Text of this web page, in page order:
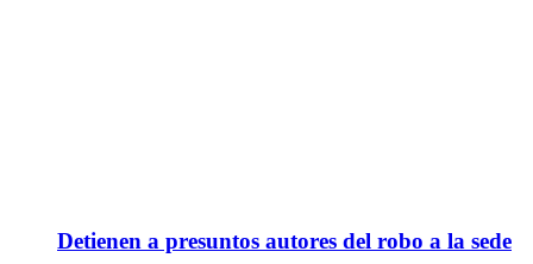
Detienen a presuntos autores del robo a la sede